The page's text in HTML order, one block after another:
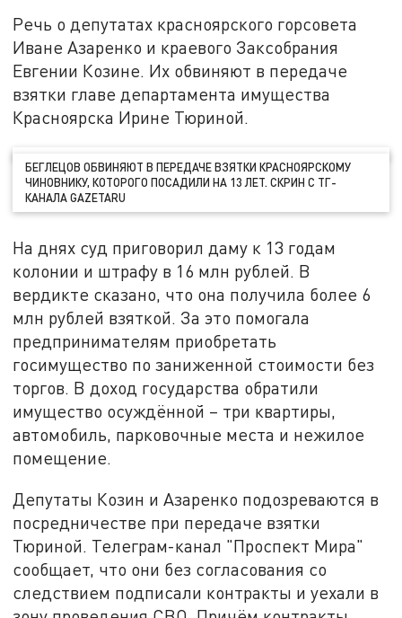
Речь о депутатах красноярского горсовета
Иване Азаренко и краевого Заксобрания
Евгении Козине. Их обвиняют в передаче
взятки главе департамента имущества
Красноярска Ирине Тюриной.
БЕГЛЕЦОВ ОБВИНЯЮТ В ПЕРЕДАЧЕ ВЗЯТКИ КРАСНОЯРСКОМУ
ЧИНОВНИКУ, КОТОРОГО ПОСАДИЛИ НА 13 ЛЕТ. СКРИН С ТГ-
КАНАЛА GAZETARU
На днях суд приговорил даму к 13 годам
колонии и штрафу в 16 млн рублей. В
вердикте сказано, что она получила более 6
млн рублей взяткой. За это помогала
предпринимателям приобретать
госимущество по заниженной стоимости без
торгов. В доход государства обратили
имущество осуждённой – три квартиры,
автомобиль, парковочные места и нежилое
помещение.
Депутаты Козин и Азаренко подозреваются в
посредничестве при передаче взятки
Тюриной. Телеграм-канал "Проспект Мира"
сообщает, что они без согласования со
следствием подписали контракты и уехали в